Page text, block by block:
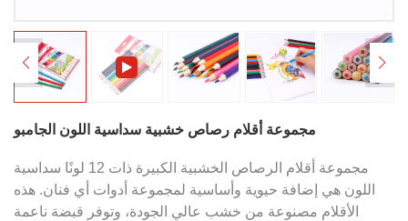
مجموعة أقلام رصاص خشبية سداسية اللون الجامبو
مجموعة أقلام الرصاص الخشبية الكبيرة ذات 12 لونًا سداسية
اللون هي إضافة حيوية وأساسية لمجموعة أدوات أي فنان. هذه
الأقلام مصنوعة من خشب عالي الجودة، وتوفر قبضة ناعمة